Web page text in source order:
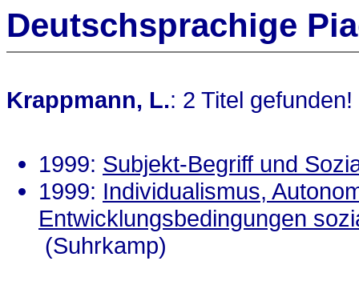
Deutschsprachige
Krappmann, L.: 2 Titel gefunden!
1999: Subjekt-Begriff und
1999: Individualismus,
Entwicklungsbedingungen
(Suhrkamp)